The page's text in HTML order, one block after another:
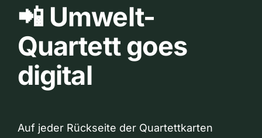
📲 Umwelt-
Quartett goes
digital
Auf jeder Rückseite der Quartettkarten